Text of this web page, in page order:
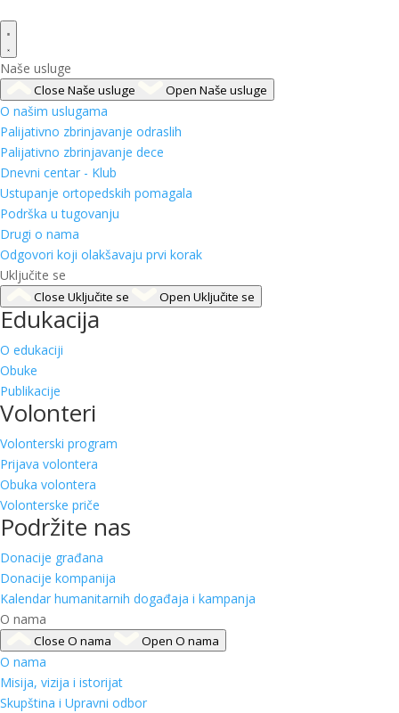
Naše usluge
Close Naše usluge Open Naše usluge
O našim uslugama
Palijativno zbrinjavanje odraslih
Palijativno zbrinjavanje dece
Dnevni centar - Klub
Ustupanje ortopedskih pomagala
Podrška u tugovanju
Drugi o nama
Odgovori koji olakšavaju prvi korak
Uključite se
Close Uključite se Open Uključite se
Edukacija
O edukaciji
Obuke
Publikacije
Volonteri
Volonterski program
Prijava volontera
Obuka volontera
Volonterske priče
Podržite nas
Donacije građana
Donacije kompanija
Kalendar humanitarnih događaja i kampanja
O nama
Close O nama Open O nama
O nama
Misija, vizija i istorijat
Skupština i Upravni odbor